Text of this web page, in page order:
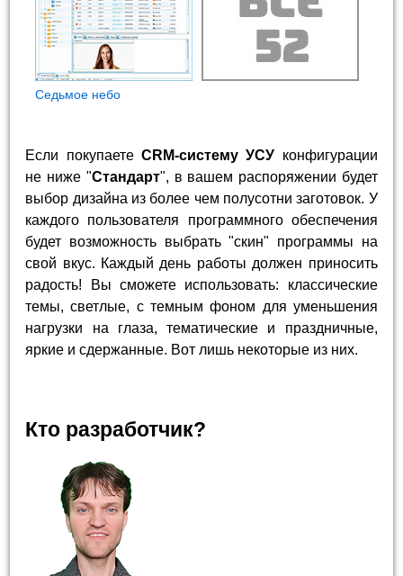
Седьмое небо
Если покупаете CRM-систему УСУ конфигурации
не ниже "Стандарт", в вашем распоряжении будет
выбор дизайна из более чем полусотни заготовок. У
каждого пользователя программного обеспечения
будет возможность выбрать "скин" программы на
свой вкус. Каждый день работы должен приносить
радость! Вы сможете использовать: классические
темы, светлые, с темным фоном для уменьшения
нагрузки на глаза, тематические и праздничные,
яркие и сдержанные. Вот лишь некоторые из них.
Кто разработчик?